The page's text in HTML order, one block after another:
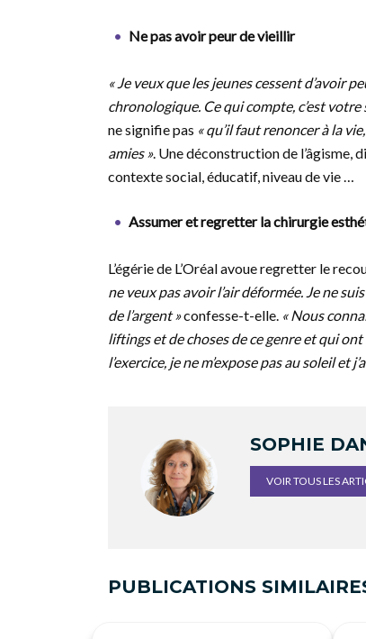
Ne pas avoir peur de vieillir
« Je veux que les jeunes cessent d’avoir
chronologique. Ce qui compte, c’est votre
ne signifie pas « qu’il faut renoncer à la
amies ». Une déconstruction de l’âgisme,
contexte social, éducatif, niveau de vie …
Assumer et regretter la chirurgie
L’égérie de L’Oréal avoue regretter le
ne veux pas avoir l’air déformée. Je ne
de l’argent »confesse-t-elle. « Nous
liftings et de choses de ce genre et qui ont
l’exercice, je ne m’expose pas au soleil et
SOPHIE
VOIR TOUS LES
PUBLICATIONS